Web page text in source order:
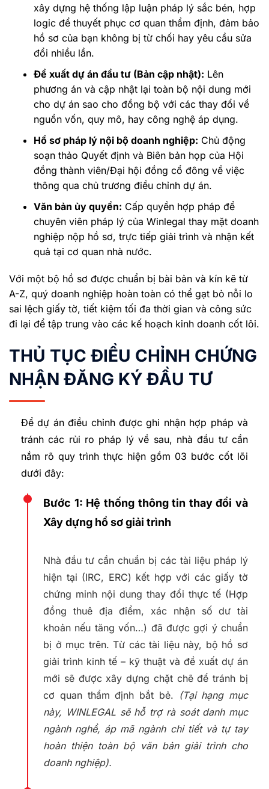
xây dựng hệ thống lập luận pháp lý sắc bén, hợp
logic để thuyết phục cơ quan thẩm định, đảm bảo
hồ sơ của bạn không bị từ chối hay yêu cầu sửa
đổi nhiều lần.
Đề xuất dự án đầu tư (Bản cập nhật): Lên
phương án và cập nhật lại toàn bộ nội dung mới
cho dự án sao cho đồng bộ với các thay đổi về
nguồn vốn, quy mô, hay công nghệ áp dụng.
Hồ sơ pháp lý nội bộ doanh nghiệp: Chủ động
soạn thảo Quyết định và Biên bản họp của Hội
đồng thành viên/Đại hội đồng cổ đông về việc
thông qua chủ trương điều chỉnh dự án.
Văn bản ủy quyền: Cấp quyền hợp pháp để
chuyên viên pháp lý của Winlegal thay mặt doanh
nghiệp nộp hồ sơ, trực tiếp giải trình và nhận kết
quả tại cơ quan nhà nước.
Với một bộ hồ sơ được chuẩn bị bài bản và kín kẽ từ
A-Z, quý doanh nghiệp hoàn toàn có thể gạt bỏ nỗi lo
sai lệch giấy tờ, tiết kiệm tối đa thời gian và công sức
đi lại để tập trung vào các kế hoạch kinh doanh cốt lõi.
THỦ TỤC ĐIỀU CHỈNH CHỨNG
NHẬN ĐĂNG KÝ ĐẦU TƯ
Để dự án điều chỉnh được ghi nhận hợp pháp và
tránh các rủi ro pháp lý về sau, nhà đầu tư cần
nắm rõ quy trình thực hiện gồm 03 bước cốt lõi
dưới đây:
Bước 1: Hệ thống thông tin thay đổi và
Xây dựng hồ sơ giải trình
Nhà đầu tư cần chuẩn bị các tài liệu pháp lý
hiện tại (IRC, ERC) kết hợp với các giấy tờ
chứng minh nội dung thay đổi thực tế (Hợp
đồng thuê địa điểm, xác nhận số dư tài
khoản nếu tăng vốn…) đã được gợi ý chuẩn
bị ở mục trên. Từ các tài liệu này, bộ hồ sơ
giải trình kinh tế – kỹ thuật và đề xuất dự án
mới sẽ được xây dựng chặt chẽ để tránh bị
cơ quan thẩm định bắt bẻ. (Tại hạng mục
này, WINLEGAL sẽ hỗ trợ rà soát danh mục
ngành nghề, áp mã ngành chi tiết và tự tay
hoàn thiện toàn bộ văn bản giải trình cho
doanh nghiệp).